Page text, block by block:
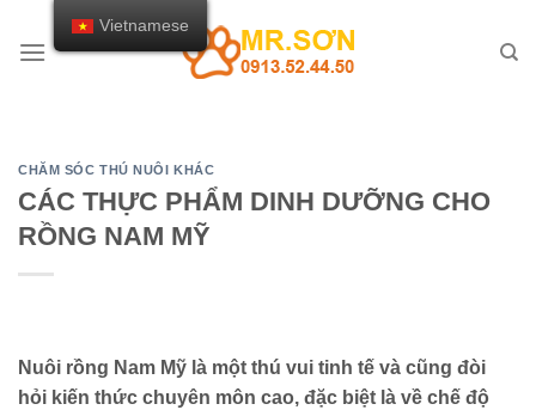
đến
CHĂM SÓC THÚ NUÔI KHÁC
CÁC THỰC PHẨM DINH DƯỠNG CHO
RỒNG NAM MỸ
Nuôi rồng Nam Mỹ là một thú vui tinh tế và cũng đòi
hỏi kiến thức chuyên môn cao, đặc biệt là về chế độ
Vietnamese